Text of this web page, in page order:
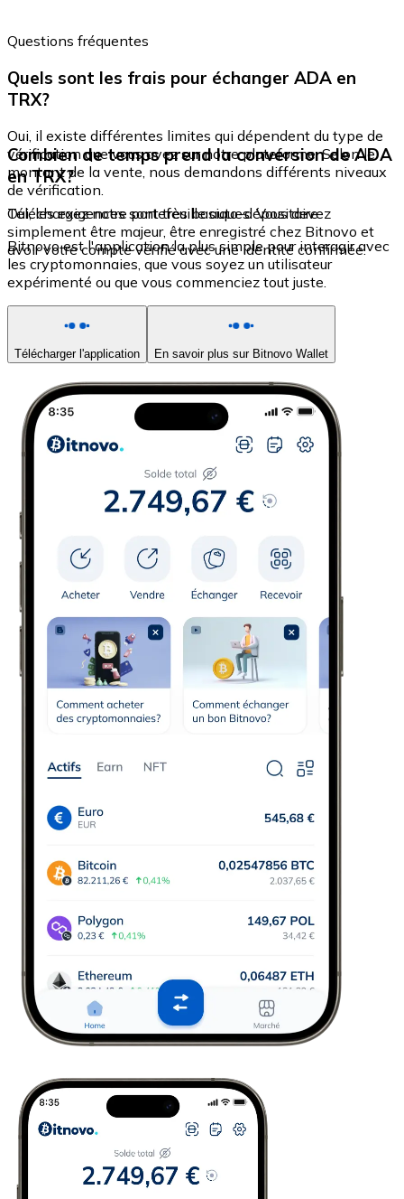
Questions fréquentes
Quels sont les frais pour échanger ADA en
TRX?
Oui, il existe différentes limites qui dépendent du type de
vérification que vous avez sur notre plateforme. Selon le
montant de la vente, nous demandons différents niveaux
de vérification.
Combien de temps prend la conversion de ADA
en TRX?
Oui, les exigences sont très basiques. Vous devez
simplement être majeur, être enregistré chez Bitnovo et
avoir votre compte vérifié avec une identité confirmée.
Téléchargez notre portefeuille auto-dépositaire
Bitnovo est l'application la plus simple pour interagir avec
les cryptomonnaies, que vous soyez un utilisateur
expérimenté ou que vous commenciez tout juste.
Télécharger l'application En savoir plus sur Bitnovo Wallet